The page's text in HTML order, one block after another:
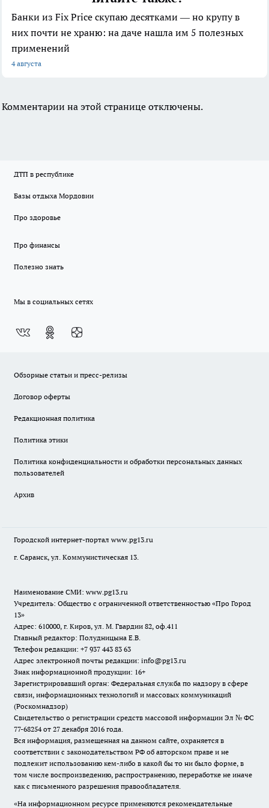
Банки из Fix Price скупаю десятками — но крупу в
них почти не храню: на даче нашла им 5 полезных
применений
4 августа
Комментарии на этой странице отключены.
ДТП в республике
Базы отдыха Мордовии
Про здоровье
Про финансы
Полезно знать
Мы в социальных сетях
Обзорные статьи и пресс-релизы
Договор оферты
Редакционная политика
Политика этики
Политика конфиденциальности и обработки персональных данных
пользователей
Архив
Городской интернет-портал www.pg13.ru
г. Саранск, ул. Коммунистическая 13.
Наименование СМИ: www.pg13.ru
Учредитель: Общество с ограниченной ответственностью «Про Город
13»
Адрес: 610000, г. Киров, ул. М. Гвардии 82, оф.411
Главный редактор: Полудницына Е.В.
Телефон редакции: +7 937 443 83 63
Адрес электронной почты редакции: info@pg13.ru
Знак информационной продукции: 16+
Зарегистрировавший орган: Федеральная служба по надзору в сфере
связи, информационных технологий и массовых коммуникаций
(Роскомнадзор)
Свидетельство о регистрации средств массовой информации Эл № ФС
77-68254 от 27 декабря 2016 года.
Вся информация, размещенная на данном сайте, охраняется в
соответствии с законодательством РФ об авторском праве и не
подлежит использованию кем-либо в какой бы то ни было форме, в
том числе воспроизведению, распространению, переработке не иначе
как с письменного разрешения правообладателя.
«На информационном ресурсе применяются рекомендательные